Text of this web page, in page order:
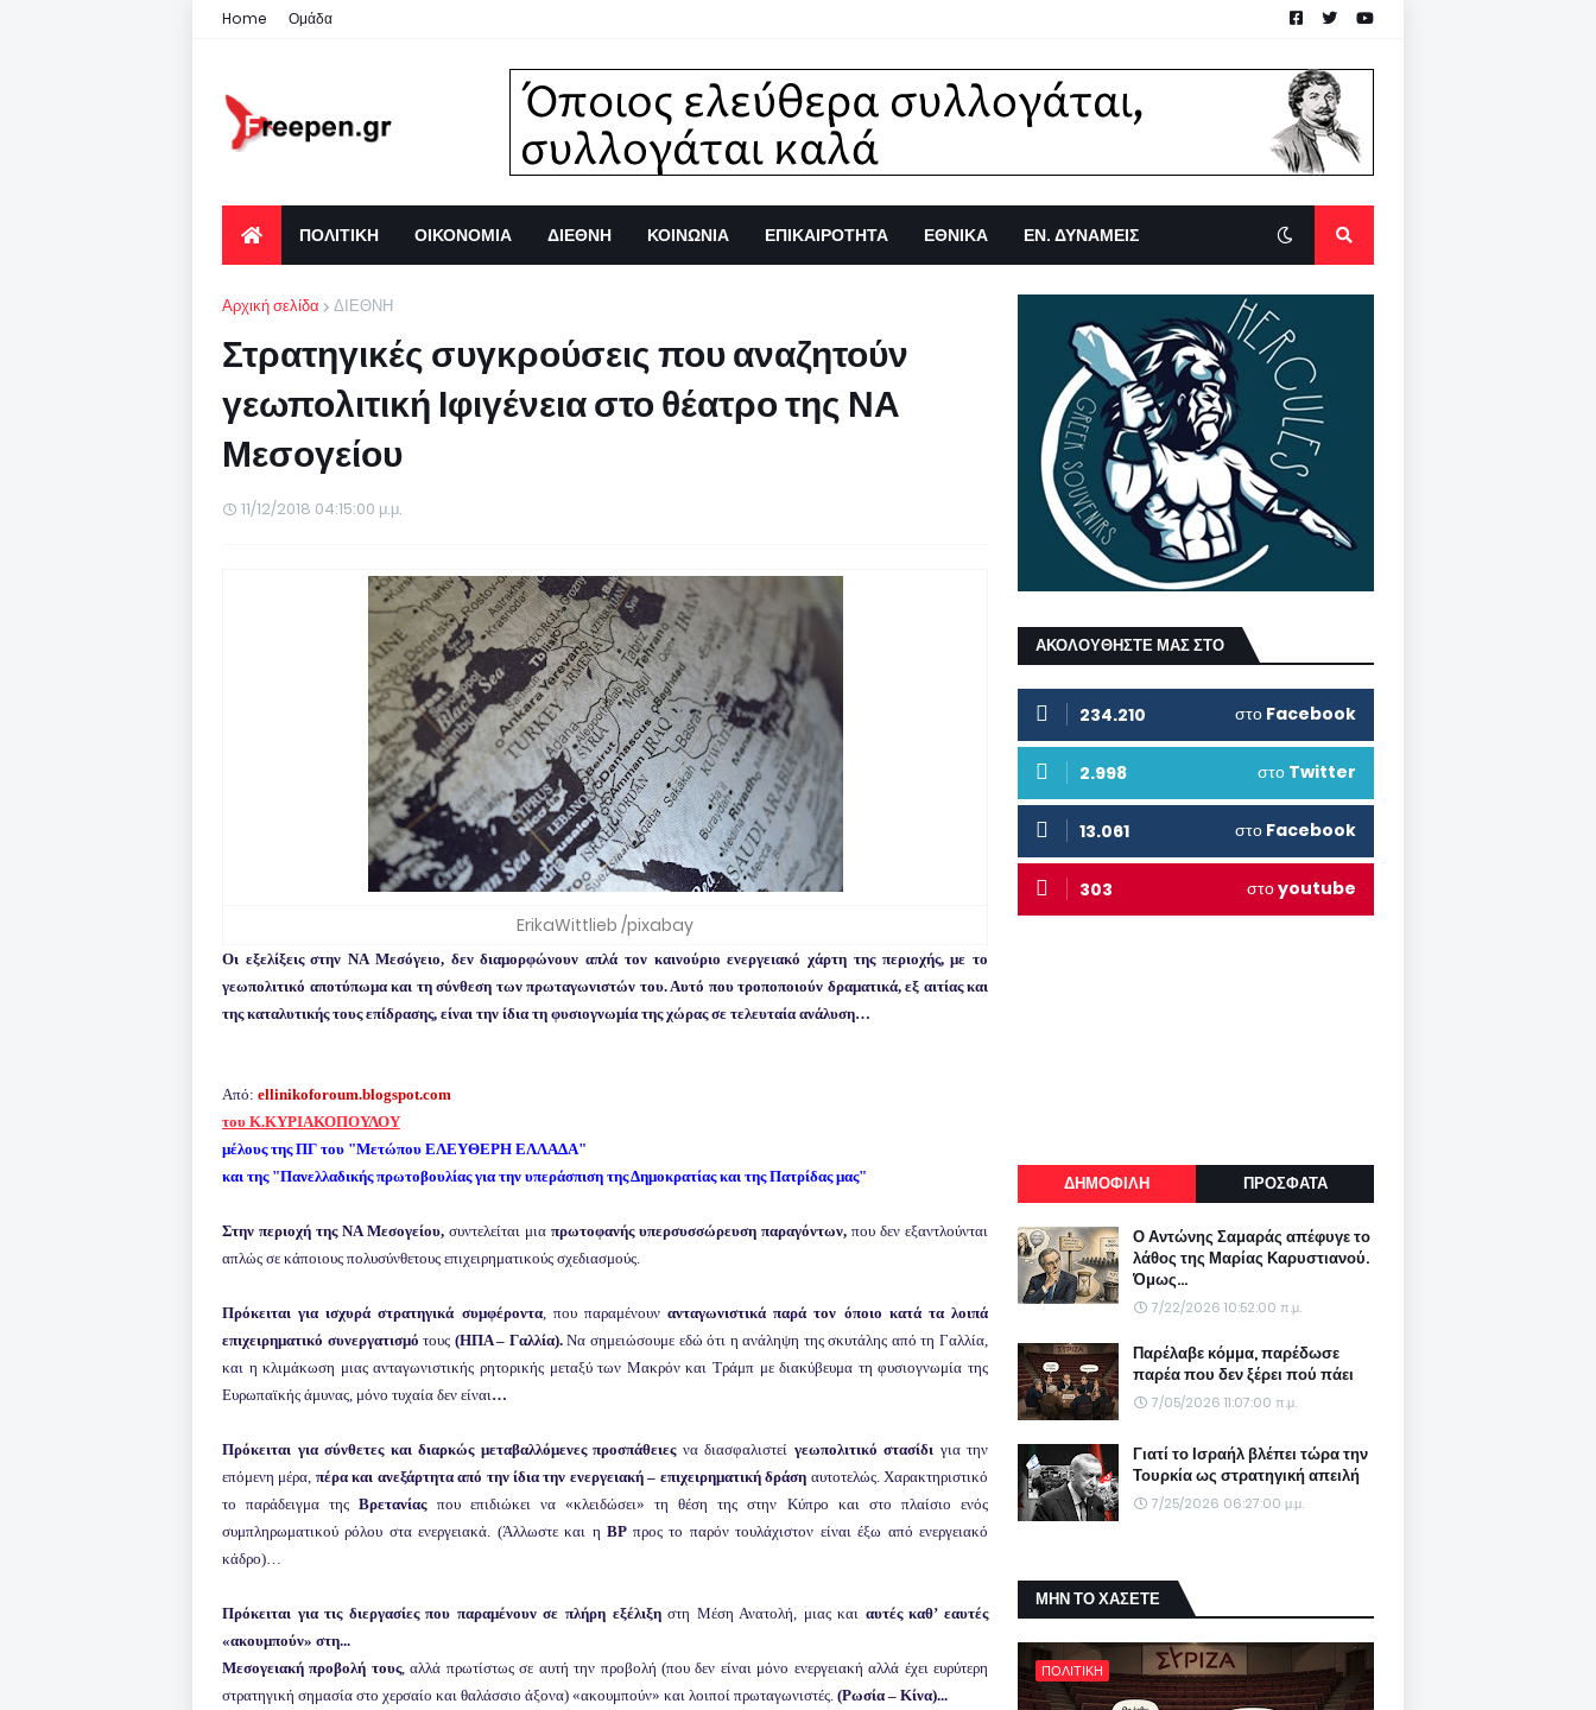
Home Ομάδα
ΠΟΛΙΤΙΚΗ ΟΙΚΟΝΟΜΙΑ ΔΙΕΘΝΗ ΚΟΙΝΩΝΙΑ ΕΠΙΚΑΙΡΟΤΗΤΑ ΕΘΝΙΚΑ ΕΝ. ΔΥΝΑΜΕΙΣ
Αρχική σελίδα ΔΙΕΘΝΗ
Στρατηγικές συγκρούσεις που αναζητούν
γεωπολιτική Ιφιγένεια στο θέατρο της ΝΑ
Μεσογείου
11/12/2018 04:15:00 μ.μ.
ErikaWittlieb /pixabay
Οι εξελίξεις στην ΝΑ Μεσόγειο, δεν διαμορφώνουν απλά τον καινούριο ενεργειακό χάρτη της περιοχής, με το
γεωπολιτικό αποτύπωμα και τη σύνθεση των πρωταγωνιστών του. Αυτό που τροποποιούν δραματικά, εξ αιτίας και
της καταλυτικής τους επίδρασης, είναι την ίδια τη φυσιογνωμία της χώρας σε τελευταία ανάλυση…
Από: ellinikoforoum.blogspot.com
του Κ.ΚΥΡΙΑΚΟΠΟΥΛΟΥ
μέλους της ΠΓ του "Μετώπου ΕΛΕΥΘΕΡΗ ΕΛΛΑΔΑ"
και της "Πανελλαδικής πρωτοβουλίας για την υπεράσπιση της Δημοκρατίας και της Πατρίδας μας"
Στην περιοχή της ΝΑ Μεσογείου, συντελείται μια πρωτοφανής υπερσυσσώρευση παραγόντων, που δεν εξαντλούνται
απλώς σε κάποιους πολυσύνθετους επιχειρηματικούς σχεδιασμούς.
Πρόκειται για ισχυρά στρατηγικά συμφέροντα, που παραμένουνανταγωνιστικά παρά τον όποιο κατά τα λοιπά
επιχειρηματικό συνεργατισμό τους (ΗΠΑ – Γαλλία).Να σημειώσουμε εδώ ότι η ανάληψη της σκυτάλης από τη Γαλλία,
και η κλιμάκωση μιας ανταγωνιστικής ρητορικής μεταξύ των Μακρόν και Τράμπ με διακύβευμα τη φυσιογνωμία της
Ευρωπαϊκής άμυνας, μόνο τυχαία δεν είναι…
Πρόκειται για σύνθετες και διαρκώς μεταβαλλόμενες προσπάθειεςνα διασφαλιστεί γεωπολιτικό στασίδι για την
επόμενη μέρα, πέρα και ανεξάρτητα από την ίδια την ενεργειακή – επιχειρηματική δράση αυτοτελώς. Χαρακτηριστικό
το παράδειγμα τηςΒρετανίαςπου επιδιώκει να «κλειδώσει» τη θέση της στην Κύπρο και στο πλαίσιο ενός
συμπληρωματικού ρόλου στα ενεργειακά. (Άλλωστε και ηBP προς το παρόν τουλάχιστον είναι έξω από ενεργειακό
κάδρο)…
Πρόκειται για τις διεργασίες που παραμένουν σε πλήρη εξέλιξηστη Μέση Ανατολή, μιας και αυτές καθ’ εαυτές
«ακουμπούν» στη...
Μεσογειακή προβολή τους, αλλά πρωτίστως σε αυτή την προβολή (που δεν είναι μόνο ενεργειακή αλλά έχει ευρύτερη
στρατηγική σημασία στο χερσαίο και θαλάσσιο άξονα) «ακουμπούν» και λοιποί πρωταγωνιστές. (Ρωσία – Κίνα)...
ΑΚΟΛΟΥΘΗΣΤΕ ΜΑΣ ΣΤΟ
234.210 στο Facebook
2.998 στο Twitter
13.061 στο Facebook
303 στοyoutube
ΔΗΜΟΦΙΛΗ ΠΡΟΣΦΑΤΑ
Ο Αντώνης Σαμαράς απέφυγε το
λάθος της Μαρίας Καρυστιανού.
Όμως...
7/22/2026 10:52:00 π.μ.
Παρέλαβε κόμμα, παρέδωσε
παρέα που δεν ξέρει πού πάει
7/05/2026 11:07:00 π.μ.
Γιατί το Ισραήλ βλέπει τώρα την
Τουρκία ως στρατηγική απειλή
7/25/2026 06:27:00 μ.μ.
ΜΗΝ ΤΟ ΧΑΣΕΤΕ
ΠΟΛΙΤΙΚΗ